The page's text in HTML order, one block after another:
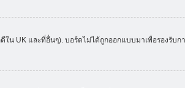
น UK และที่อื่นๆ). บอร์ดไม่ได้ถูกออกแบบมาเพื่อรองรับ